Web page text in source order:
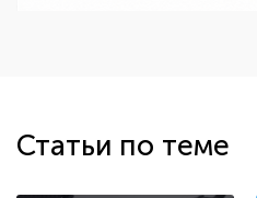
Статьи по теме